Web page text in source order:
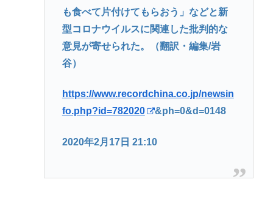
も食べて片付けてもらおう」などと新
型コロナウイルスに関連した批判的な
意見が寄せられた。（翻訳・編集/岩
谷）
https://www.recordchina.co.jp/newsin
fo.php?id=782020
&ph=0&d=0148
2020年2月17日 21:10